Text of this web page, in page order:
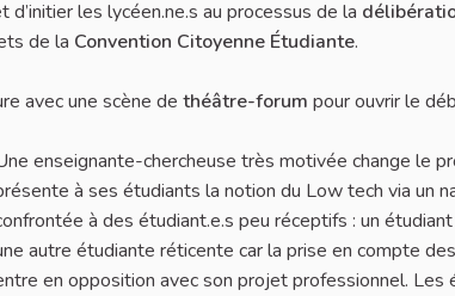
d’initier les lycéen.ne.s au processus de la
de la Convention Citoyenne Étudiante.
avec une scène de théâtre-forum pour ouvrir le
enseignante-chercheuse très motivée change le
à ses étudiants la notion du Low tech via un
à des étudiant.e.s peu réceptifs : un
autre étudiante réticente car la prise en compte
en opposition avec son projet professionnel. Les